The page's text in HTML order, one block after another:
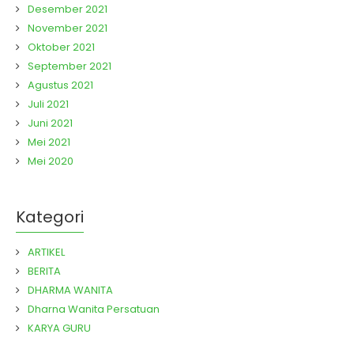
Desember 2021
November 2021
Oktober 2021
September 2021
Agustus 2021
Juli 2021
Juni 2021
Mei 2021
Mei 2020
Kategori
ARTIKEL
BERITA
DHARMA WANITA
Dharna Wanita Persatuan
KARYA GURU